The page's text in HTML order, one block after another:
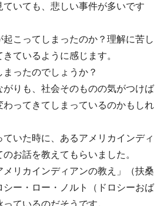
いても、悲しい事件が多いです
起こってしまったのか？理解に苦し
ているように感じます。
ったのでしょうか？
がりも、社会そのものの気がつけば
ってきてしまっているのかもしれ
いた時に、あるアメリカインディ
お話を教えてもらいました。
リカインディアンの教え」（扶桑
ー・ロー・ノルト（ドロシーおば
ているのだそうです。